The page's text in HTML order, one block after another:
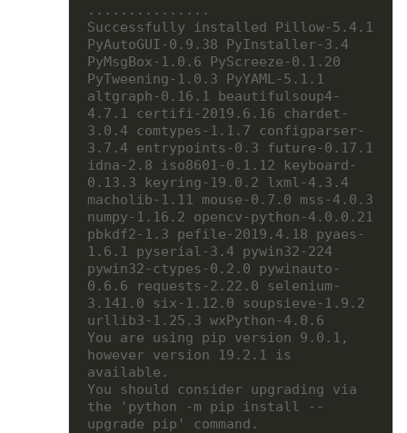
...............
Successfully installed Pillow-5.4.1
PyAutoGUI-0.9.38 PyInstaller-3.4
PyMsgBox-1.0.6 PyScreeze-0.1.20
PyTweening-1.0.3 PyYAML-5.1.1
altgraph-0.16.1 beautifulsoup4-
4.7.1 certifi-2019.6.16 chardet-
3.0.4 comtypes-1.1.7 configparser-
3.7.4 entrypoints-0.3 future-0.17.1
idna-2.8 iso8601-0.1.12 keyboard-
0.13.3 keyring-19.0.2 lxml-4.3.4
macholib-1.11 mouse-0.7.0 mss-4.0.3
numpy-1.16.2 opencv-python-4.0.0.21
pbkdf2-1.3 pefile-2019.4.18 pyaes-
1.6.1 pyserial-3.4 pywin32-224
pywin32-ctypes-0.2.0 pywinauto-
0.6.6 requests-2.22.0 selenium-
3.141.0 six-1.12.0 soupsieve-1.9.2
urllib3-1.25.3 wxPython-4.0.6
You are using pip version 9.0.1,
however version 19.2.1 is
available.
You should consider upgrading via
the 'python -m pip install --
upgrade pip' command.